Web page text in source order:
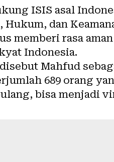
ISIS asal
dan
memberi rasa
Indonesia.
Mahfud
689 orang
bisa menjadi